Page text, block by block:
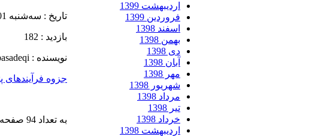
اردیبهشت 1399
فروردین 1399
اسفند 1398
بهمن 1398
دی 1398
آبان 1398
مهر 1398
شهریور 1398
مرداد 1398
تیر 1398
خرداد 1398
اردیبهشت 1398
تاریخ : سه‌شنبه 01 مهر 1404
بازدید : 182
نویسنده :
جزوه فرآیندهای
به تعداد 94 صفحه pdf